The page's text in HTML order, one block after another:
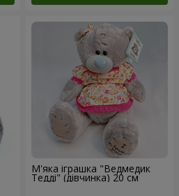
М'яка іграшка "Ведмедик
Тедді" (дівчинка) 20 см